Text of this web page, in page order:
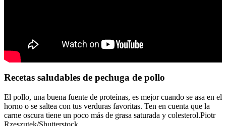
Recetas saludables de pechuga de pollo
El pollo, una buena fuente de proteínas, es mejor cuando se asa en el
horno o se saltea con tus verduras favoritas. Ten en cuenta que la
carne oscura tiene un poco más de grasa saturada y colesterol.Piotr
Rzeszutek/Shutterstock